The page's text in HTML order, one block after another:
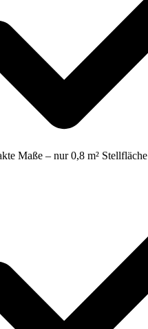
Maße – nur 0,8 m² Stellfläche